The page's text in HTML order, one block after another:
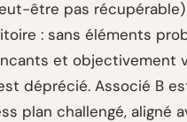
être pas
: sans éléments
et objectivement
déprécié. Associé B
plan challengé, aligné